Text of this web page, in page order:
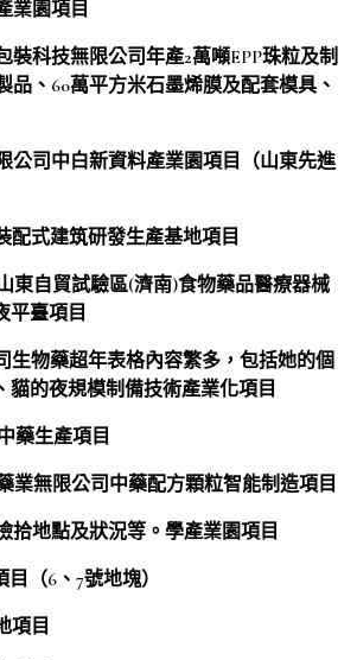
業園項目
裝科技無限公司年產2萬噸EPP珠粒及制
品、60萬平方米石墨烯膜及配套模具、
公司中白新資料產業園項目（山東先進
配式建筑研發生產基地項目
東自貿試驗區(濟南)食物藥品醫療器械
平臺項目
生物藥超年表格內容繁多，包括她的個
貓的夜規模制備技術產業化項目
藥生產項目
業無限公司中藥配方顆粒智能制造項目
拾地點及狀況等。學產業園項目
（6、7號地塊）
項目